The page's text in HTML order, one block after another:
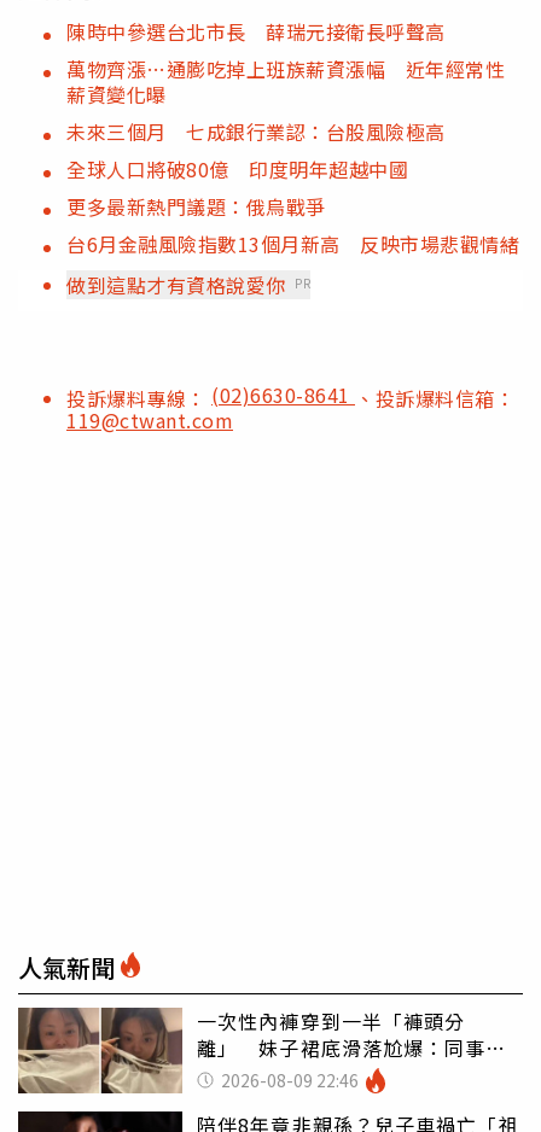
陳時中參選台北市長 薛瑞元接衛長呼聲高
萬物齊漲…通膨吃掉上班族薪資漲幅 近年經常性
薪資變化曝
未來三個月 七成銀行業認：台股風險極高
全球人口將破80億 印度明年超越中國
更多最新熱門議題：俄烏戰爭
台6月金融風險指數13個月新高 反映市場悲觀情緒
做到這點才有資格說愛你 PR
投訴爆料專線： (02)6630-8641 、投訴爆料信箱：
119@ctwant.com
人氣新聞
一次性內褲穿到一半「褲頭分
離」 妹子裙底滑落尬爆：同事全
看光2026-08-09 22:46
陪伴8年竟非親孫？兒子車禍亡「祖